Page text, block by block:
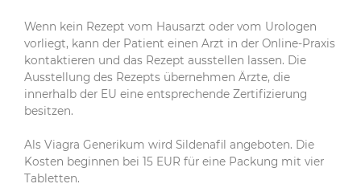
Wenn kein Rezept vom Hausarzt oder vom Urologen
vorliegt, kann der Patient einen Arzt in der Online-Praxis
kontaktieren und das Rezept ausstellen lassen. Die
Ausstellung des Rezepts übernehmen Ärzte, die
innerhalb der EU eine entsprechende Zertifizierung
besitzen.
Als Viagra Generikum wird Sildenafil angeboten. Die
Kosten beginnen bei 15 EUR für eine Packung mit vier
Tabletten.